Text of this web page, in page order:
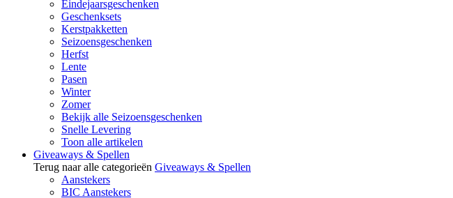
Eindejaarsgeschenken
Geschenksets
Kerstpakketten
Seizoensgeschenken
Herfst
Lente
Pasen
Winter
Zomer
Bekijk alle Seizoensgeschenken
Snelle Levering
Toon alle artikelen
Giveaways & Spellen
Terug naar alle categorieën Giveaways & Spellen
Aanstekers
BIC Aanstekers